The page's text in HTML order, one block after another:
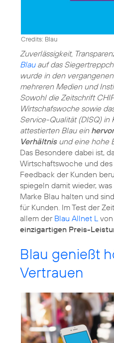
Credits: Blau
Zuverlässigkeit,
Blauauf das
wurde in den
mehreren Medien und
Sowohl die Zeitschrift
Wirtschafswoche sowie
Service-Qualität (DISQ) in
attestierten Blau ein
Verhältnisund eine hohe
Das Besondere dabei ist,
Wirtschaftswoche und
Feedback der Kunden
spiegeln damit wieder,
Marke Blau halten und
für Kunden. Im Test der
allem der Blau Allnet L
einzigartigen Preis-
Blau genießt
Vertrauen